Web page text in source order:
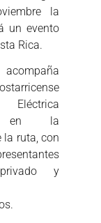
la
un evento
Rica.
Eléctrica
en la
la ruta, con
y